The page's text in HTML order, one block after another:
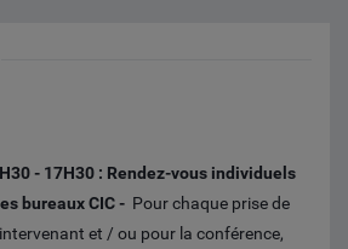
- 17H30 : Rendez-vous individuels
bureaux CIC - Pour chaque prise de
et / ou pour la conférence,